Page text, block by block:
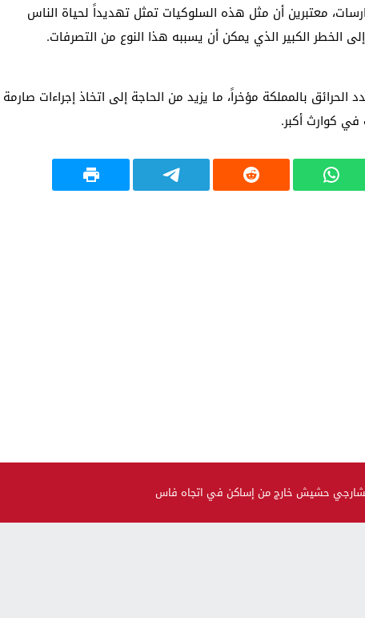
معتبرين أن مثل هذه السلوكيات تمثل تهديداً لحياة الناس
الخطر الكبير الذي يمكن أن يسببه هذا النوع من التصرفات.
بالمملكة مؤخراً، ما يزيد من الحاجة إلى اتخاذ إجراءات صارمة
كوارث أكبر.
مشارجي حشيش خارج من إساكن في اتجاه فاس